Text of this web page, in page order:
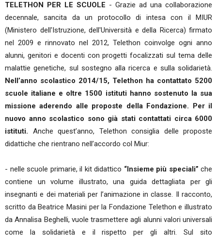
TELETHON PER LE SCUOLE - Grazie ad una collaborazione
decennale, sancita da un protocollo di intesa con il MIUR
(Ministero dell'Istruzione, dell'Università e della Ricerca) firmato
nel 2009 e rinnovato nel 2012, Telethon coinvolge ogni anno
alunni, genitori e docenti con progetti focalizzati sul tema delle
malattie genetiche, sul sostegno alla ricerca e sulla solidarietà.
Nell’anno scolastico 2014/15, Telethon ha contattato 5200
scuole italiane e oltre 1500 istituti hanno sostenuto la sua
missione aderendo alle proposte della Fondazione. Per il
nuovo anno scolastico sono già stati contattati circa 6000
istituti. Anche quest’anno, Telethon consiglia delle proposte
didattiche che rientrano nell’accordo col Miur:
- nelle scuole primarie, il kit didattico “Insieme più speciali” che
contiene un volume illustrato, una guida dettagliata per gli
insegnanti e dei materiali per l’animazione in classe. Il racconto,
scritto da Beatrice Masini per la Fondazione Telethon e illustrato
da Annalisa Beghelli, vuole trasmettere agli alunni valori universali
come la solidarietà e il rispetto per gli altri. Sul sito